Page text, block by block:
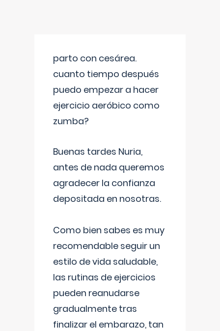
parto con cesárea.
cuanto tiempo después
puedo empezar a hacer
ejercicio aeróbico como
zumba?
Buenas tardes Nuria,
antes de nada queremos
agradecer la confianza
depositada en nosotras.
Como bien sabes es muy
recomendable seguir un
estilo de vida saludable,
las rutinas de ejercicios
pueden reanudarse
gradualmente tras
finalizar el embarazo, tan